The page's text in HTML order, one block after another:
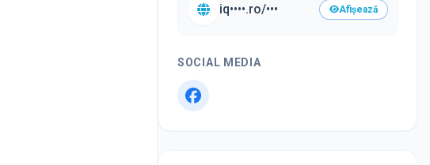
iq••••.ro/••• Afișează
SOCIAL MEDIA